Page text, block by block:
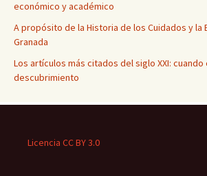
económico y académico
A propósito de la Historia de los Cuidados y la
Granada
Los artículos más citados del siglo XXI:
descubrimiento
Licencia CC BY 3.0